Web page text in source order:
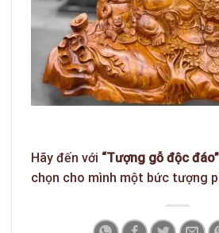
Hãy đến với “Tượng gỗ độc đáo”
chọn cho mình một bức tượng